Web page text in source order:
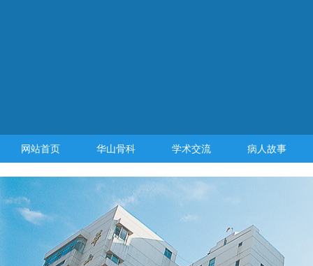
网站首页 华山骨科 学术交流 病人故事